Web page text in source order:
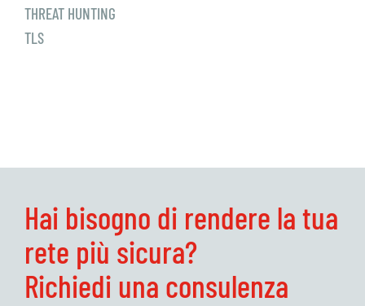
THREAT HUNTING
TLS
Hai bisogno di rendere la tua
rete più sicura?
Richiedi una consulenza